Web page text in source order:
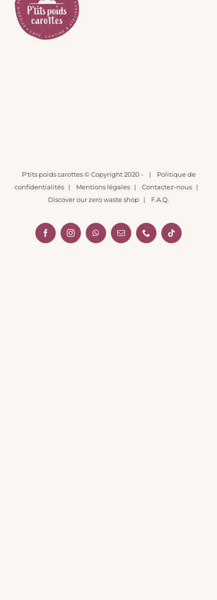
P'tits poids carottes© Copyright 2020 - | Politique de
confidentialités | Mentions légales | Contactez-nous |
Discover our zero waste shop | F.A.Q.
FacebookInstagramWhatsAppEmail TéléphoneTiktok